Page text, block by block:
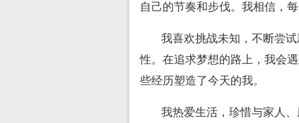
自己的节奏和步伐。我相信，
我喜欢挑战未知，不断尝
性。在追求梦想的路上，我会
些经历塑造了今天的我。
我热爱生活，珍惜与家人